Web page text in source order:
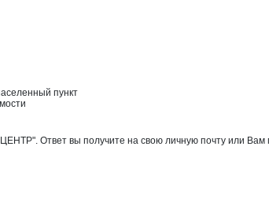
пункт
Ответ вы получите на свою личную почту или Вам